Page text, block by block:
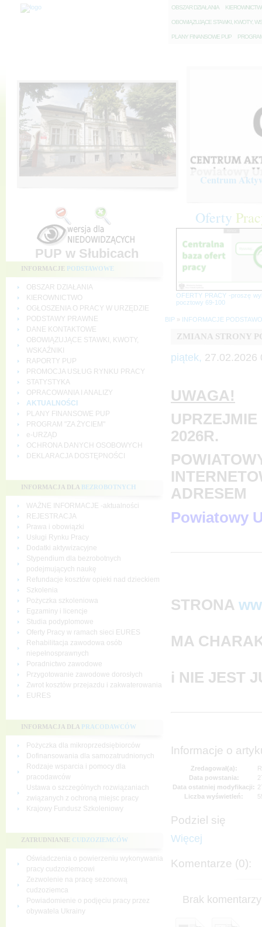
OBSZAR DZIAŁANIA K
OBOWIĄZUJĄCE STAWKI, KWOTY,
PLANY FINANSOWE PUP P
Centrum
PUP w Słubicach
INFORMACJE PODSTAWOWE
OBSZAR DZIAŁANIA
KIEROWNICTWO
OGŁOSZENIA O PRACY W URZĘDZIE
PODSTAWY PRAWNE
DANE KONTAKTOWE
OBOWIĄZUJĄCE STAWKI, KWOTY,
WSKAŹNIKI
RAPORTY PUP
PROMOCJA USŁUG RYNKU PRACY
STATYSTYKA
OPRACOWANIA I ANALIZY
AKTUALNOŚCI
PLANY FINANSOWE PUP
PROGRAM "ZA ŻYCIEM"
e-URZĄD
OCHRONA DANYCH OSOBOWYCH
DEKLARACJA DOSTĘPNOŚCI
INFORMACJA DLA BEZROBOTNYCH
WAŻNE INFORMACJE -aktualności
REJESTRACJA
Prawa i obowiązki
Usługi Rynku Pracy
Dodatki aktywizacyjne
Stypendium dla bezrobotnych
podejmujących naukę
Refundacje kosztów opieki nad dzieckiem
Szkolenia
Pożyczka szkoleniowa
Egzaminy i licencje
Studia podyplomowe
Oferty Pracy w ramach sieci EURES
Rehabilitacja zawodowa osób
niepełnosprawnych
Poradnictwo zawodowe
Przygotowanie zawodowe dorosłych
Zwrot kosztów przejazdu i zakwaterowania
EURES
INFORMACJA DLA PRACODAWCÓW
Pożyczka dla mikroprzedsiębiorców
Dofinansowania dla samozatrudnionych
Rodzaje wsparcia i pomocy dla
pracodawców
Ustawa o szczególnych rozwiązaniach
związanych z ochroną miejsc pracy
Krajowy Fundusz Szkoleniowy
ZATRUDNIANIE CUDZOZIEMCÓW
Oświadczenia o powierzeniu wykonywania
pracy cudzoziemcowi
Zezwolenie na pracę sezonową
cudzoziemca
Powiadomienie o podjęciu pracy przez
obywatela Ukrainy
Oferty
OFERTY PRACY -proszę
pocztowy 69-100
BIP » INFORMACJE
ZMIANA STRONY
piątek, 27.02.2026
UWAGA!
2026R.
ADRESEM
Powiatowy
STRONA
MA
i NIE JEST
Informacje o
Zredagował(a):
Data powstania:
Data ostatniej modyfikacji:
Liczba wyświetleń:
Podziel się
Więcej
Komentarze (0):
Brak